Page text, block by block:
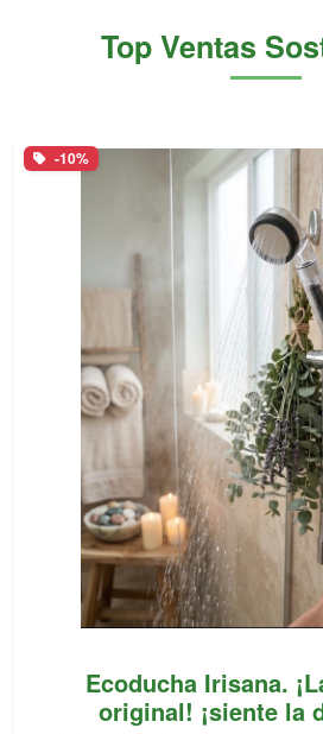
Top Ventas
-10%
Ecoducha Irisana.
original! ¡siente la